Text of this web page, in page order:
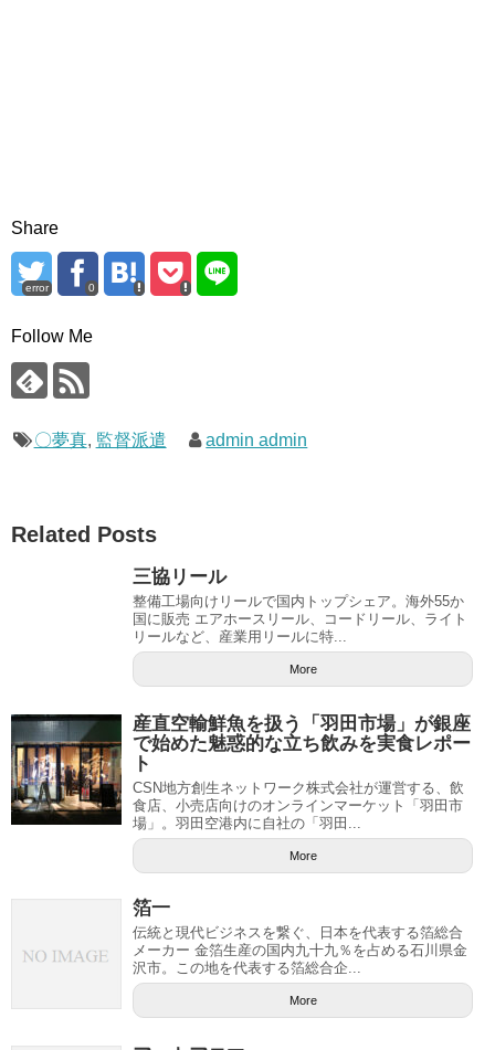
Share
error 0
Follow Me
〇夢真, 監督派遣 admin admin
Related Posts
三協リール
整備工場向けリールで国内トップシェア。海外55か
国に販売 エアホースリール、コードリール、ライト
リールなど、産業用リールに特...
More
産直空輸鮮魚を扱う「羽田市場」が銀座
で始めた魅惑的な立ち飲みを実食レポー
ト
CSN地方創生ネットワーク株式会社が運営する、飲
食店、小売店向けのオンラインマーケット「羽田市
場」。羽田空港内に自社の「羽田...
More
箔一
伝統と現代ビジネスを繋ぐ、日本を代表する箔総合
メーカー 金箔生産の国内九十九％を占める石川県金
沢市。この地を代表する箔総合企...
More